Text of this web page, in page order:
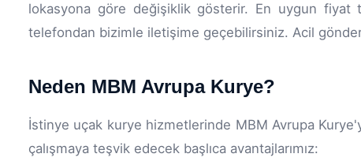
lokasyona göre değişiklik gösterir. En uygun fiyat
telefondan bizimle iletişime geçebilirsiniz. Acil
Neden MBM Avrupa Kurye?
İstinye uçak kurye hizmetlerinde MBM Avrupa
çalışmaya teşvik edecek başlıca avantajlarımız: